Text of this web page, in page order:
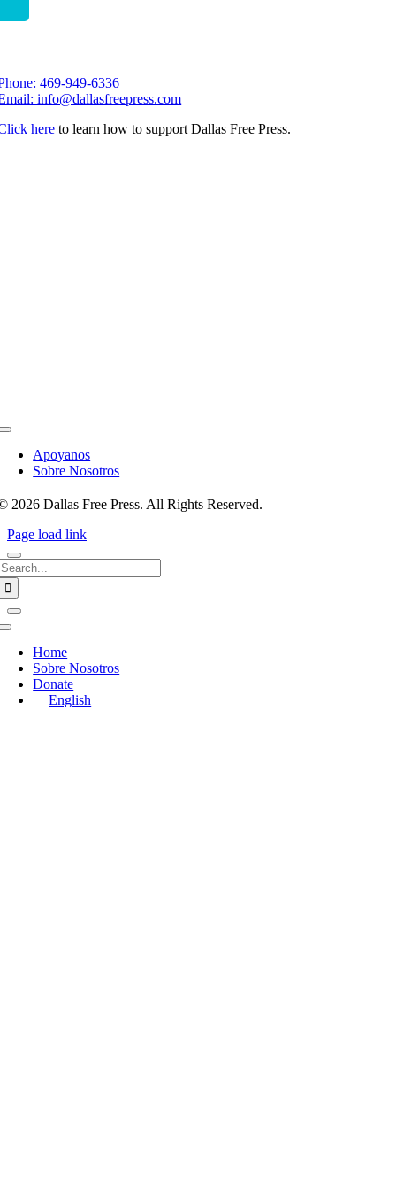
469-949-6336
info@dallasfreepress.com
here to learn how to support Dallas Free Press.
Toggle
NavigationApoyanos
Sobre Nosotros
2026 Dallas Free Press. All Rights Reserved.
Page load link
Toggle
NavigationHome
Sobre Nosotros
Donate
English